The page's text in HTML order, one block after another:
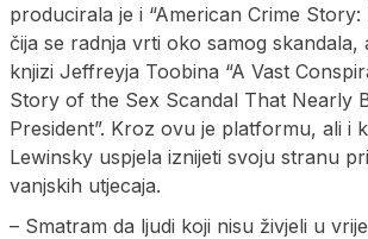
producirala je i “American Crime Story:
čija se radnja vrti oko samog skandala,
knjizi Jeffreyja Toobina “A Vast
Story of the Sex Scandal That Nearly
President”. Kroz ovu je platformu, ali i
Lewinsky uspjela iznijeti svoju stranu
vanjskih utjecaja.
– Smatram da ljudi koji nisu živjeli u